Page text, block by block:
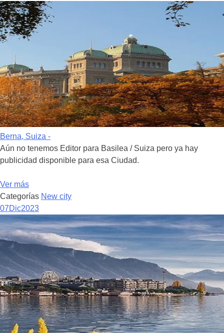
Berna, Suiza -
Aún no tenemos Editor para Basilea / Suiza pero ya hay
publicidad disponible para esa Ciudad.
Ver más
Categorías New city
07Dic2023